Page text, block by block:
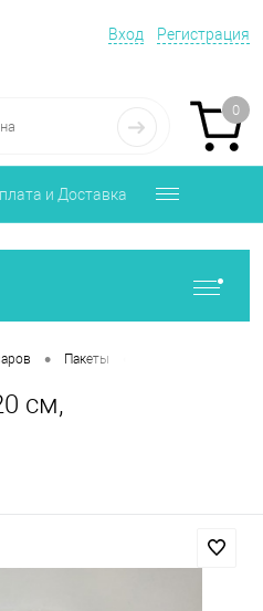
Вход Регистрация
0
и Доставка
• Пакеты
см,